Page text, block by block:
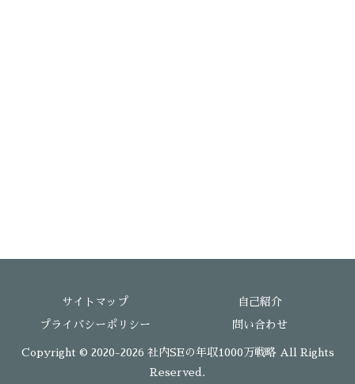
サイトマップ 自己紹介
プライバシーポリシー 問い合わせ
Copyright © 2020-2026 社内SEの年収1000万戦略 All Rights
Reserved.